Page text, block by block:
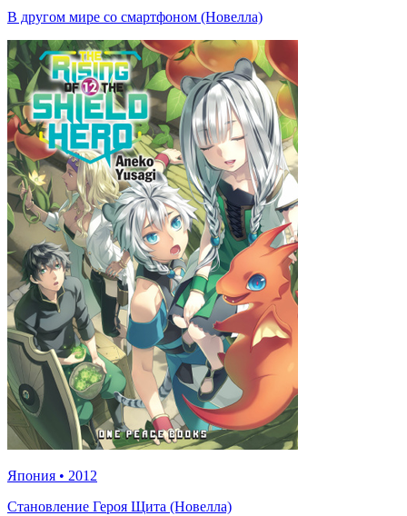
В другом мире со смартфоном (Новелла)
Япония • 2012
Становление Героя Щита (Новелла)